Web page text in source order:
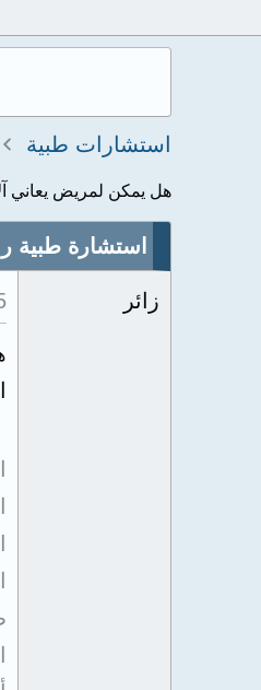
استشارات طبية
هل يمكن لمريض يعاني
استشارة طبية رقم
زائر 5